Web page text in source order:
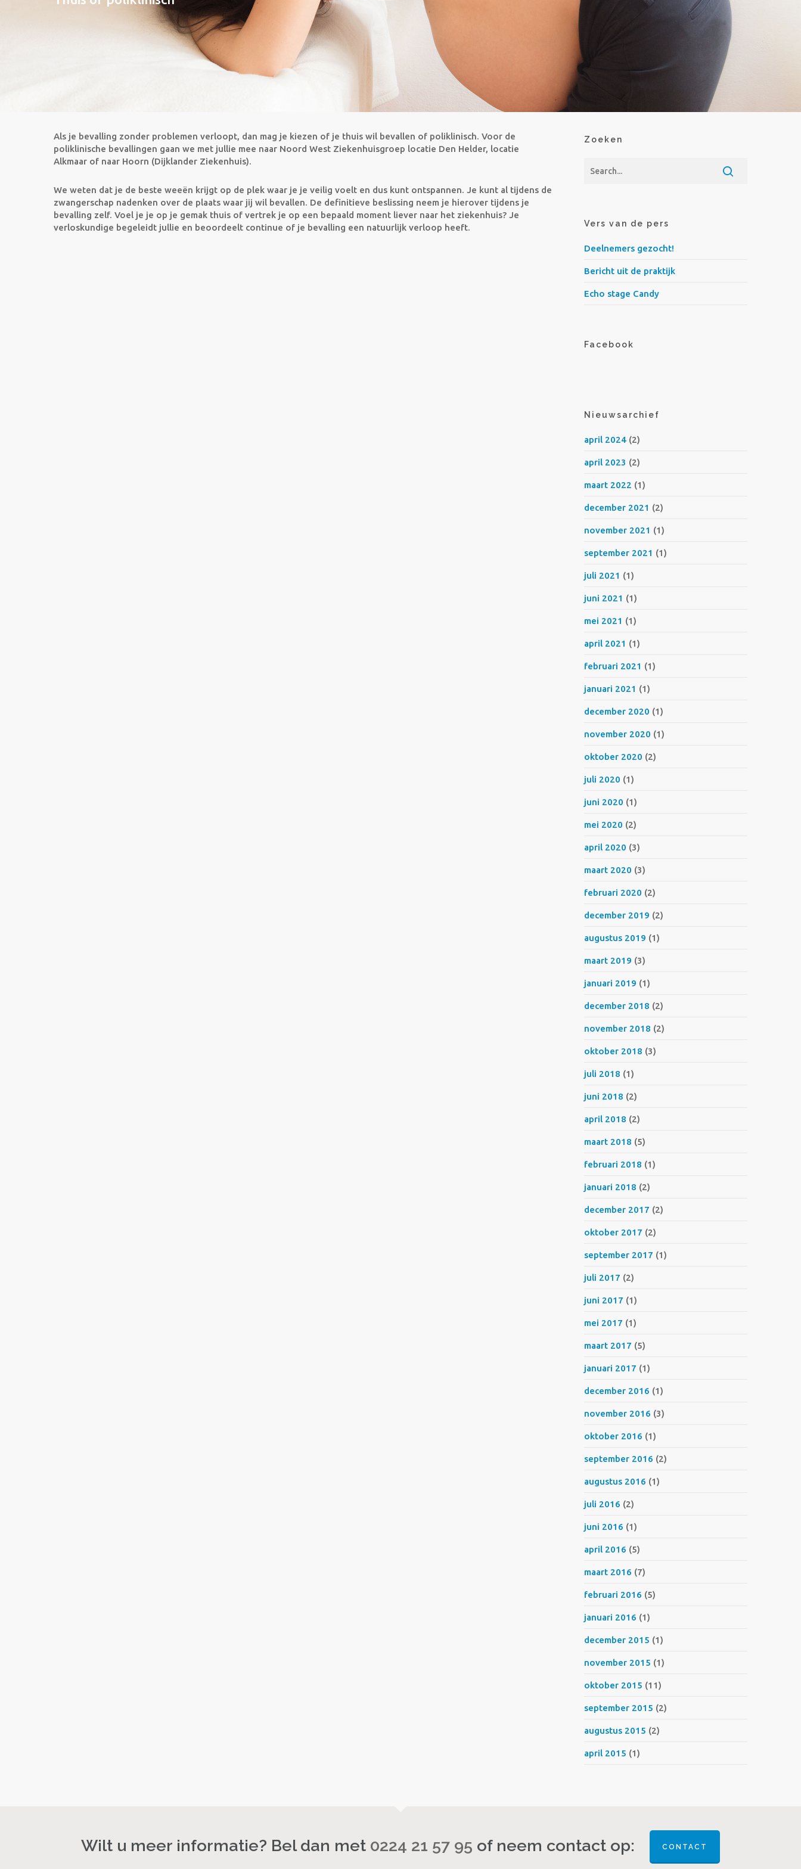
Als je bevalling zonder problemen verloopt, dan mag je kiezen of je thuis wil bevallen of poliklinisch. Voor de
poliklinische bevallingen gaan we met jullie mee naar Noord West Ziekenhuisgroep locatie Den Helder, locatie
Alkmaar of naar Hoorn (Dijklander Ziekenhuis).
We weten dat je de beste weeën krijgt op de plek waar je je veilig voelt en dus kunt ontspannen. Je kunt al tijdens de
zwangerschap nadenken over de plaats waar jij wil bevallen. De definitieve beslissing neem je hierover tijdens je
bevalling zelf. Voel je je op je gemak thuis of vertrek je op een bepaald moment liever naar het ziekenhuis? Je
verloskundige begeleidt jullie en beoordeelt continue of je bevalling een natuurlijk verloop heeft.
Zoeken
Vers van de pers
Deelnemers gezocht!
Bericht uit de praktijk
Echo stage Candy
Facebook
Nieuwsarchief
april 2024 (2)
april 2023 (2)
maart 2022 (1)
december 2021 (2)
november 2021 (1)
september 2021 (1)
juli 2021 (1)
juni 2021 (1)
mei 2021 (1)
april 2021 (1)
februari 2021 (1)
januari 2021 (1)
december 2020 (1)
november 2020 (1)
oktober 2020 (2)
juli 2020 (1)
juni 2020 (1)
mei 2020 (2)
april 2020 (3)
maart 2020 (3)
februari 2020 (2)
december 2019 (2)
augustus 2019 (1)
maart 2019 (3)
januari 2019 (1)
december 2018 (2)
november 2018 (2)
oktober 2018 (3)
juli 2018 (1)
juni 2018 (2)
april 2018 (2)
maart 2018 (5)
februari 2018 (1)
januari 2018 (2)
december 2017 (2)
oktober 2017 (2)
september 2017 (1)
juli 2017 (2)
juni 2017 (1)
mei 2017 (1)
maart 2017 (5)
januari 2017 (1)
december 2016 (1)
november 2016 (3)
oktober 2016 (1)
september 2016 (2)
augustus 2016 (1)
juli 2016 (2)
juni 2016 (1)
april 2016 (5)
maart 2016 (7)
februari 2016 (5)
januari 2016 (1)
december 2015 (1)
november 2015 (1)
oktober 2015 (11)
september 2015 (2)
augustus 2015 (2)
april 2015 (1)
Wilt u meer informatie? Bel dan met 0224 21 57 95 of neem contact op: CONTACT